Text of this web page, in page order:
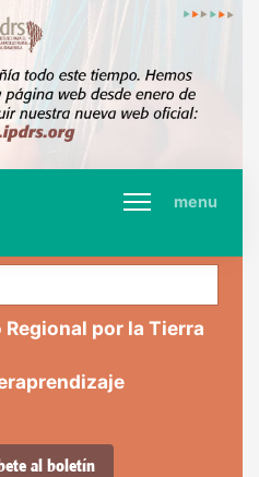
menu
por la Tierra
al boletín